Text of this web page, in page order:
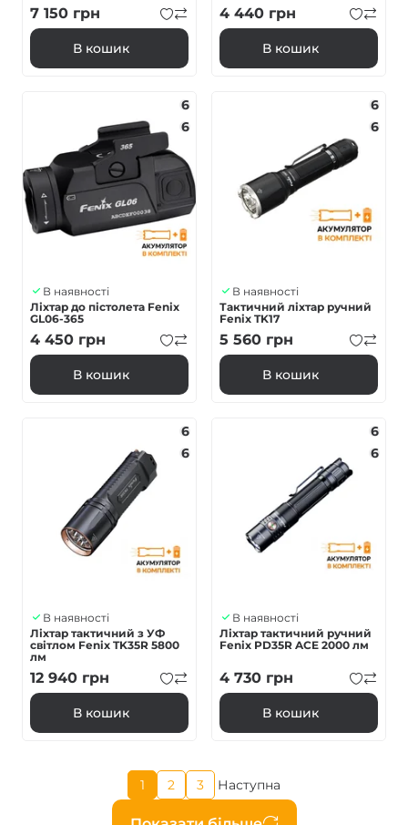
7 150 грн
В кошик
4 440 грн
В кошик
6
6
В наявності
Ліхтар до пістолета Fenix
GL06-365
4 450 грн
В кошик
6
6
В наявності
Тактичний ліхтар ручний
Fenix TK17
5 560 грн
В кошик
6
6
В наявності
Ліхтар тактичний з УФ
світлом Fenix TK35R 5800
лм
12 940 грн
В кошик
6
6
В наявності
Ліхтар тактичний ручний
Fenix PD35R ACE 2000 лм
4 730 грн
В кошик
Розбивка
Поточна
сторінка
1
Page
2
Page
3
Наступна
сторінка
Наступна